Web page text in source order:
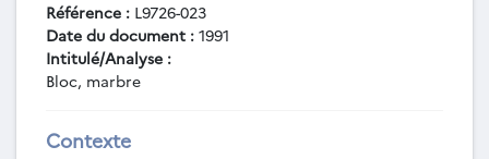
Référence : L9726-023
Date du document : 1991
Intitulé/Analyse :
Bloc, marbre
Contexte